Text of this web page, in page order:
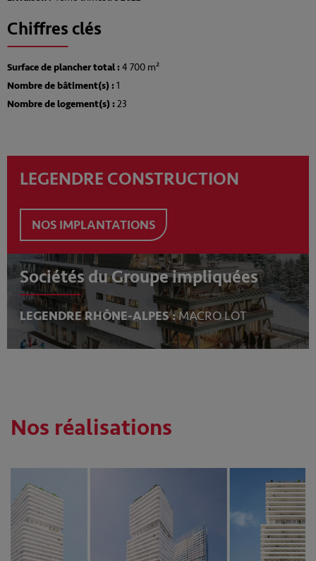
Chiffres clés
Surface de plancher total :4 700 m²
Nombre de bâtiment(s) :1
Nombre de logement(s) :23
LEGENDRE CONSTRUCTION
NOS IMPLANTATIONS
Sociétés du Groupe impliquées
LEGENDRE RHÔNE-ALPES :MACRO LOT
Nos réalisations